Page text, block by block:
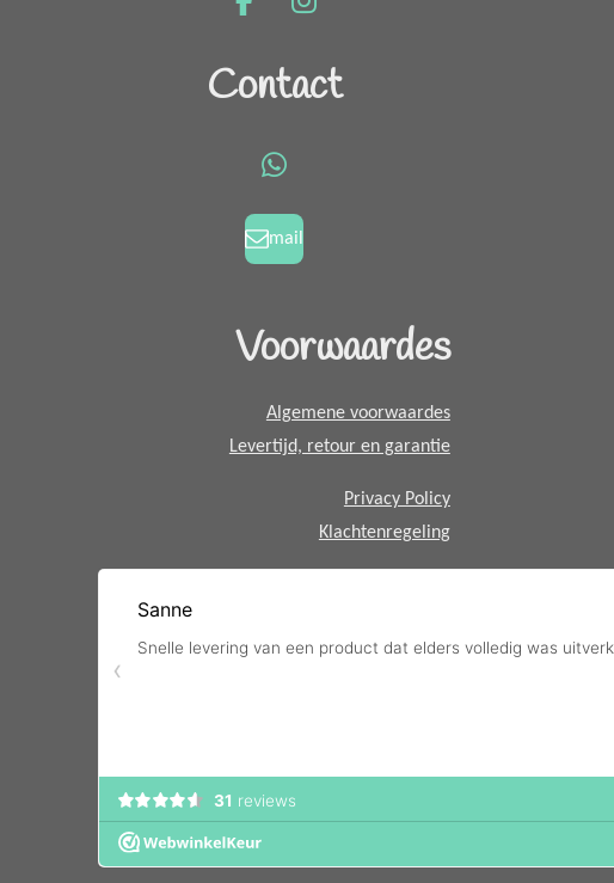
F
c
e
k
I
s
t
a
Contact
W
a
t
p
mail
Voorwaardes
Algemene voorwaardes
Levertijd, retour en garantie
Privacy Policy
Klachtenregeling